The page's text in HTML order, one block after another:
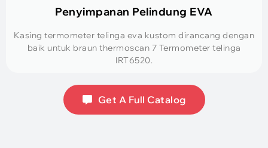
Penyimpanan Pelindung EVA
Kasing termometer telinga eva kustom dirancang dengan
baik untuk braun thermoscan 7 Termometer telinga
IRT6520.
Get A Full Catalog